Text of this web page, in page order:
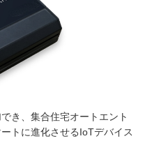
き、集合住宅オートエント
トに進化させるIoTデバイス